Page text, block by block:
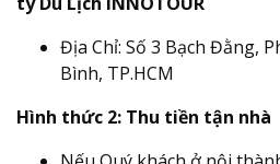
Địa Chỉ: Số 3 Bạch Đằng,
Bình, TP.HCM
Hình thức 2: Thu tiền tận nhà